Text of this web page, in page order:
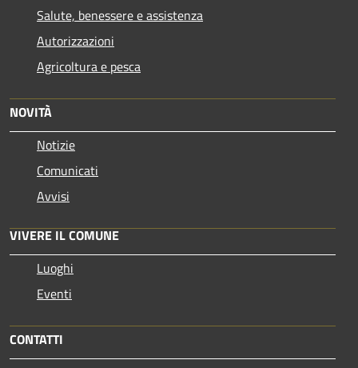
Salute, benessere e assistenza
Autorizzazioni
Agricoltura e pesca
NOVITÀ
Notizie
Comunicati
Avvisi
VIVERE IL COMUNE
Luoghi
Eventi
CONTATTI